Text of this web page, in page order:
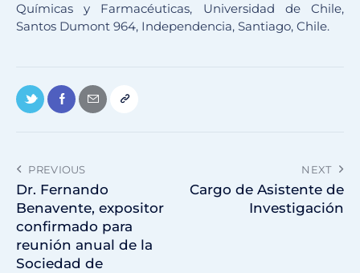
Químicas y Farmacéuticas, Universidad de Chile,
Santos Dumont 964, Independencia, Santiago, Chile.
PREVIOUS
Dr. Fernando
Benavente, expositor
confirmado para
reunión anual de la
Sociedad de
NEXT
Cargo de Asistente de
Investigación